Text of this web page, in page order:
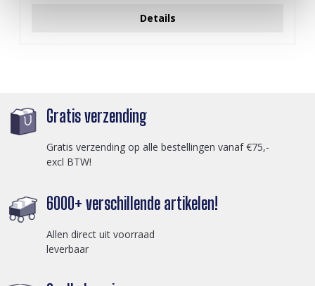
Details
Gratis verzending
Gratis verzending op alle bestellingen vanaf €75,-
excl BTW!
6000+ verschillende artikelen!
Allen direct uit voorraad
leverbaar